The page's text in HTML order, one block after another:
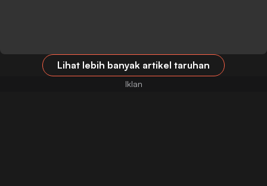
Lihat lebih banyak artikel taruhan